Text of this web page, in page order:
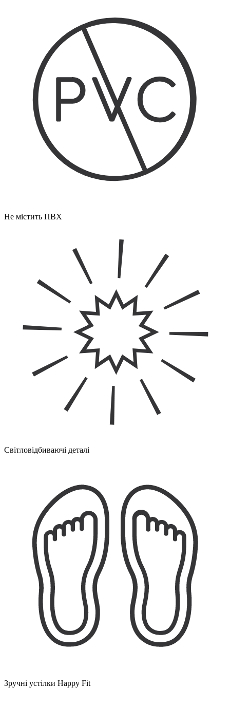
Не містить ПВХ
Світловідбиваючі деталі
Зручні устілки Happy Fit